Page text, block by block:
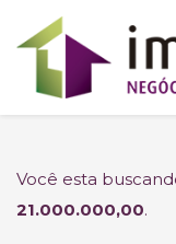
Você esta
21.000.000,00.